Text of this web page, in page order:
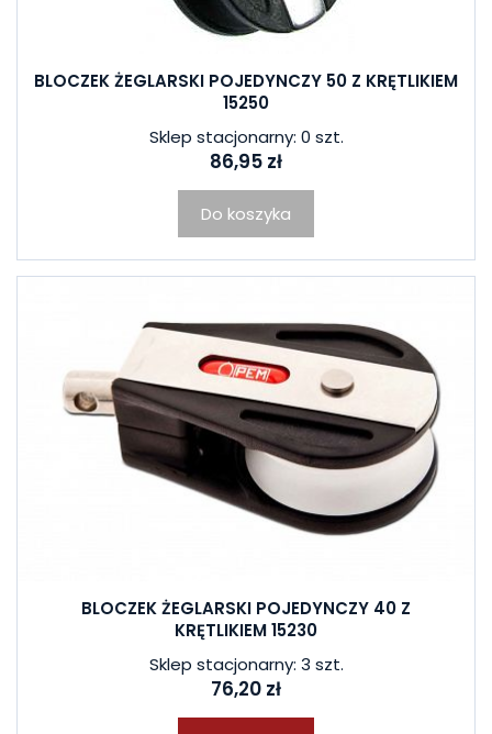
BLOCZEK ŻEGLARSKI POJEDYNCZY 50 Z KRĘTLIKIEM
15250
Sklep stacjonarny: 0 szt.
86,95 zł
Do koszyka
BLOCZEK ŻEGLARSKI POJEDYNCZY 40 Z
KRĘTLIKIEM 15230
Sklep stacjonarny: 3 szt.
76,20 zł